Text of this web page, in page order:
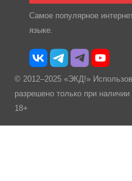
Самое популярное
языке.
© 2012–2025 «ЭКД!»
разрешено только при наличии
18+